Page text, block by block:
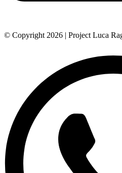
© Copyright 2026 | Project Luca